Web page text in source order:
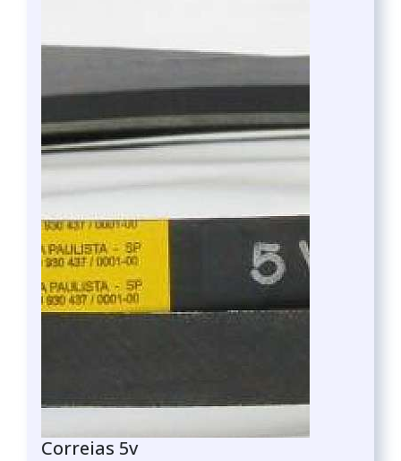
Correias 5v